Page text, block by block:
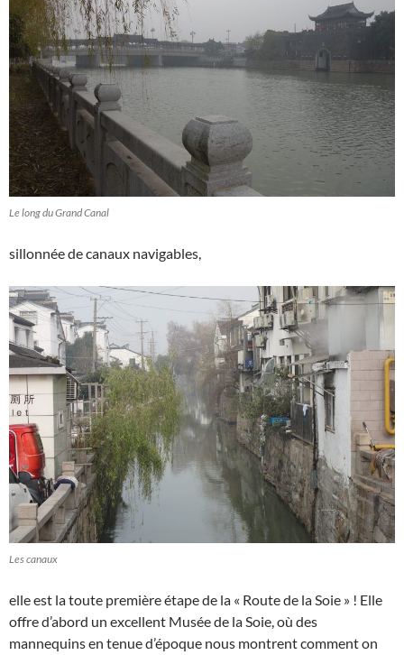
Le long du Grand Canal
sillonnée de canaux navigables,
Les canaux
elle est la toute première étape de la « Route de la Soie » ! Elle
offre d’abord un excellent Musée de la Soie, où des
mannequins en tenue d’époque nous montrent comment on